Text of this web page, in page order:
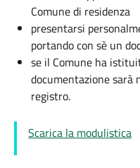
Comune di residenza
presentarsi
portando con sè un
se il Comune ha
documentazione sarà
registro.
Scarica la modulistica